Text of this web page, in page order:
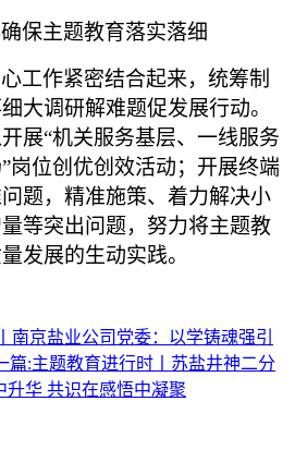
保主题教育落实落细
工作紧密结合起来，统筹制
大调研解难题促发展行动。
展“机关服务基层、一线服务
岗位创优创效活动；开展终端
题，精准施策、着力解决小
等突出问题，努力将主题教
发展的生动实践。
南京盐业公司党委：以学铸魂强引
篇:主题教育进行时丨苏盐井神二分
升华 共识在感悟中凝聚